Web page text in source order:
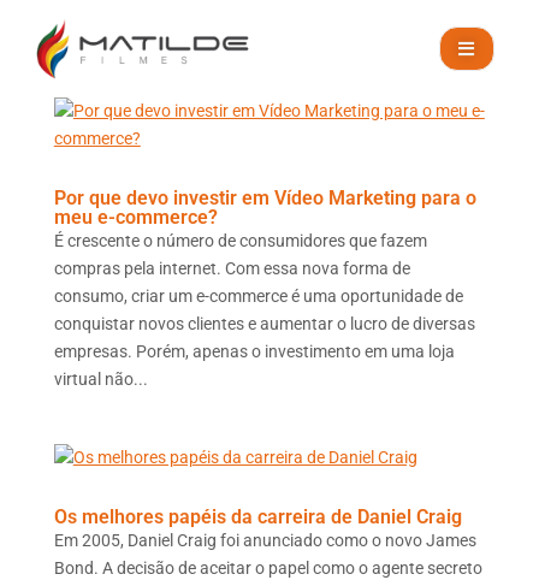
Por que devo investir em Vídeo Marketing para o
meu e-commerce?
É crescente o número de consumidores que fazem
compras pela internet. Com essa nova forma de
consumo, criar um e-commerce é uma oportunidade de
conquistar novos clientes e aumentar o lucro de diversas
empresas. Porém, apenas o investimento em uma loja
virtual não...
Os melhores papéis da carreira de Daniel Craig
Em 2005, Daniel Craig foi anunciado como o novo James
Bond. A decisão de aceitar o papel como o agente secreto